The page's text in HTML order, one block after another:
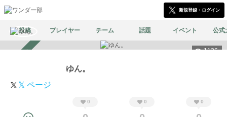
新規登録・ログイン
投稿 プレイヤー チーム 話題 イベント 公式
1136
ゆん。
𝕏 ページ
0 0 0